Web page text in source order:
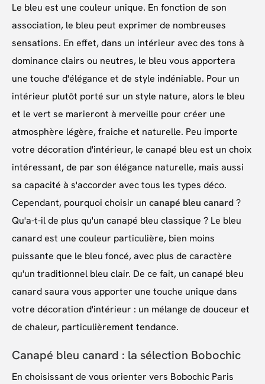
Le bleu est une couleur unique. En fonction de son
association, le bleu peut exprimer de nombreuses
sensations. En effet, dans un intérieur avec des tons à
dominance clairs ou neutres, le bleu vous apportera
une touche d'élégance et de style indéniable. Pour un
intérieur plutôt porté sur un style nature, alors le bleu
et le vert se marieront à merveille pour créer une
atmosphère légère, fraiche et naturelle. Peu importe
votre décoration d'intérieur, le canapé bleu est un choix
intéressant, de par son élégance naturelle, mais aussi
sa capacité à s'accorder avec tous les types déco.
Cependant, pourquoi choisir un canapé bleu canard?
Qu'a-t-il de plus qu'un canapé bleu classique ? Le bleu
canard est une couleur particulière, bien moins
puissante que le bleu foncé, avec plus de caractère
qu'un traditionnel bleu clair. De ce fait, un canapé bleu
canard saura vous apporter une touche unique dans
votre décoration d'intérieur : un mélange de douceur et
de chaleur, particulièrement tendance.
Canapé bleu canard : la sélection Bobochic
En choisissant de vous orienter vers Bobochic Paris